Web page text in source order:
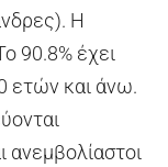
Η
90.8% έχει
ετών και άνω.
ανεμβολίαστοι